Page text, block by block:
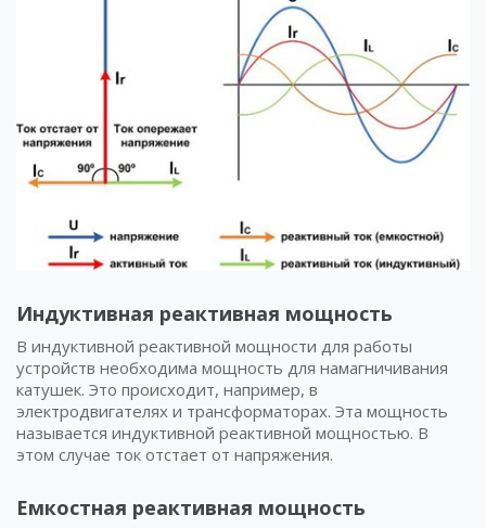
Индуктивная реактивная мощность
В индуктивной реактивной мощности для работы
устройств необходима мощность для намагничивания
катушек. Это происходит, например, в
электродвигателях и трансформаторах. Эта мощность
называется индуктивной реактивной мощностью. В
этом случае ток отстает от напряжения.
Емкостная реактивная мощность